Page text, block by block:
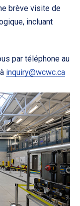
brève visite de
incluant
par téléphone au
inquiry@wcwc.ca